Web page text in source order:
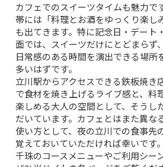
PICK UP
MENU
SNS
INTERIOR
NEWS
カフェでのスイーツタイムも魅力で
帯には「料理とお酒をゆっくり楽し
も出てきます。特に記念日・デート
面では、スイーツだけにとどまらず
日常感のある時間を演出できる場所
多いはずです。
立川駅からアクセスできる鉄板焼き
で食材を焼き上げるライブ感と、料
楽しめる大人の空間として、そうし
だいています。カフェとはまた異な
使い方として、夜の立川での食事先
覚えておいていただければ幸いです。
千珠のコースメニューやご利用シー